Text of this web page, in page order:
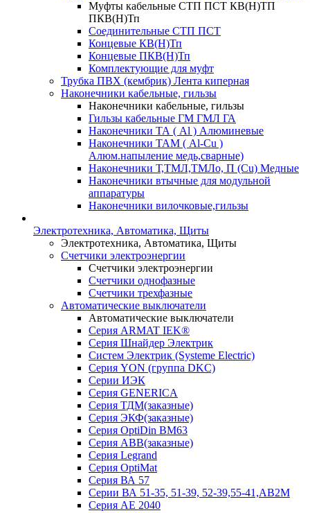
Муфты кабельные СТП ПСТ КВ(Н)ТП
ПКВ(Н)Тп
Соединительные СТП ПСТ
Концевые КВ(Н)Тп
Концевые ПКВ(Н)Тп
Комплектующие для муфт
Трубка ПВХ (кембрик) Лента киперная
Наконечники кабельные, гильзы
Наконечники кабельные, гильзы
Гильзы кабельные ГМ ГМЛ ГА
Наконечники ТА ( Al ) Алюминевые
Наконечники ТАМ ( Al-Cu )
Алюм.напыление медь,сварные)
Наконечники Т,ТМЛ,ТМЛо, П (Cu) Медные
Наконечники втычные для модульной
аппаратуры
Наконечники вилочковые,гильзы
Электротехника, Автоматика, Щиты
Электротехника, Автоматика, Щиты
Счетчики электроэнергии
Счетчики электроэнергии
Счетчики однофазные
Счетчики трехфазные
Автоматические выключатели
Автоматические выключатели
Серия ARMAT IEK®
Серия Шнайдер Электрик
Систем Электрик (Systeme Electric)
Серия YON (группа DKC)
Серии ИЭК
Серия GENERICA
Серия ТДМ(заказные)
Серия ЭКФ(заказные)
Серия OptiDin BM63
Серия АВВ(заказные)
Серия Legrand
Серия OptiMat
Серия ВА 57
Серии ВА 51-35, 51-39, 52-39,55-41,АВ2М
Серия АЕ 2040